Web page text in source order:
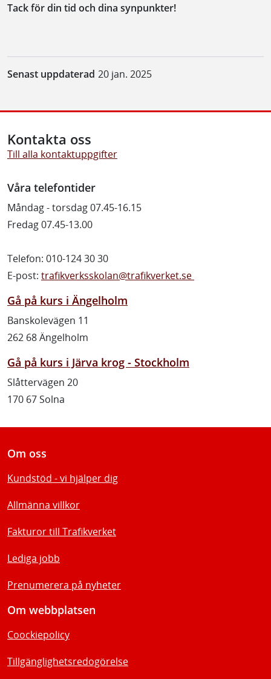
Tack för din tid och dina synpunkter!
Senast uppdaterad 20 jan. 2025
Kontakta oss
Till alla kontaktuppgifter
Våra telefontider
Måndag - torsdag 07.45-16.15
Fredag 07.45-13.00
Telefon: 010-124 30 30
E-post: trafikverksskolan@trafikverket.se
Gå på kurs i Ängelholm
Banskolevägen 11
262 68 Ängelholm
Gå på kurs i Järva krog - Stockholm
Slåttervägen 20
170 67 Solna
Om oss
Kundstöd - vi hjälper dig
Allmänna villkor
Fakturor till Trafikverket
Lediga jobb
Prenumerera på nyheter
Om webbplatsen
Coockiepolicy
Tillgänglighetsredogörelse